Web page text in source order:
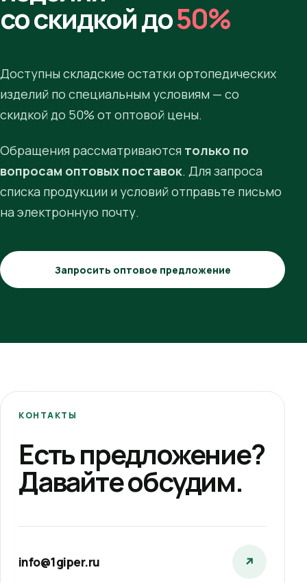
со скидкой до50%
Доступны складские остатки ортопедических
изделий по специальным условиям — со
скидкой до 50% от оптовой цены.
Обращения рассматриваются только по
вопросам оптовых поставок. Для запроса
списка продукции и условий отправьте письмо
на электронную почту.
Запросить оптовое предложение
КОНТАКТЫ
Есть предложение?
Давайте обсудим.
info@1giper.ru ↗